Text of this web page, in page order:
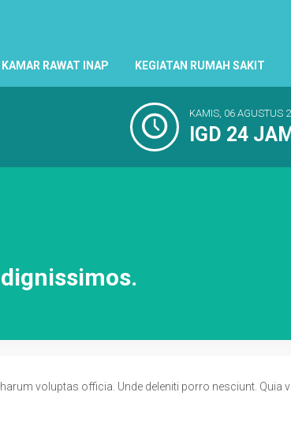
KAMAR RAWAT INAP KEGIATAN RUMAH SAKIT
KAMIS, 06 AGUSTUS
IGD 24
voluptas officia. Unde deleniti porro nesciunt. Quia